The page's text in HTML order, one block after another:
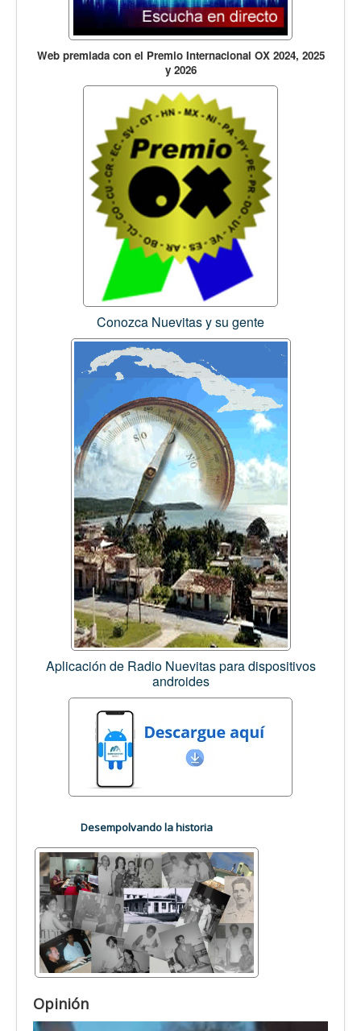
Web premiada con el Premio Internacional OX 2024, 2025
y 2026
Conozca Nuevitas y su gente
Aplicación de Radio Nuevitas para dispositivos
androides
Desempolvando la historia
Opinión